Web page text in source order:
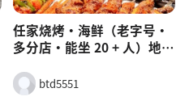
任家烧烤・海鲜（老字号・
多分店・能坐 20 + 人）地
克斯广场等 8 家分店携程环
境：大厅宽敞、独立包间
btd5551